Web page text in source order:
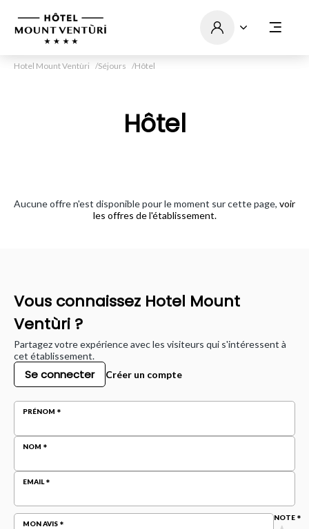
Hotel Mount Ventùri Séjours Hôtel
Hôtel
Aucune offre n'est disponible pour le moment sur cette page, voir
les offres de l'établissement.
Vous connaissez Hotel Mount
Ventùri ?
Partagez votre expérience avec les visiteurs qui s'intéressent à
cet établissement.
Se connecter Créer un compte
PRÉNOM
NOM
EMAIL
MON AVIS
NOTE